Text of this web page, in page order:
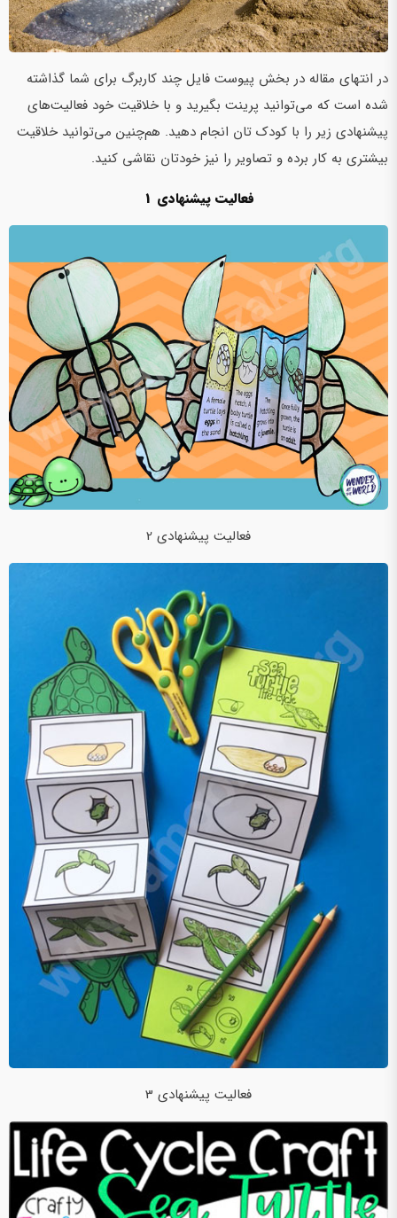
در انتهای مقاله در بخش پیوست فایل چند کاربرگ برای شما گذاشته
شده است که می‌توانید پرینت بگیرید و با خلاقیت خود فعالیت‌های
پیشنهادی زیر را با کودک تان انجام دهید. هم‌چنین می‌توانید خلاقیت
بیشتری به کار برده و تصاویر را نیز خودتان نقاشی کنید.
فعالیت پیشنهادی 1
فعالیت پیشنهادی 2
فعالیت پیشنهادی 3